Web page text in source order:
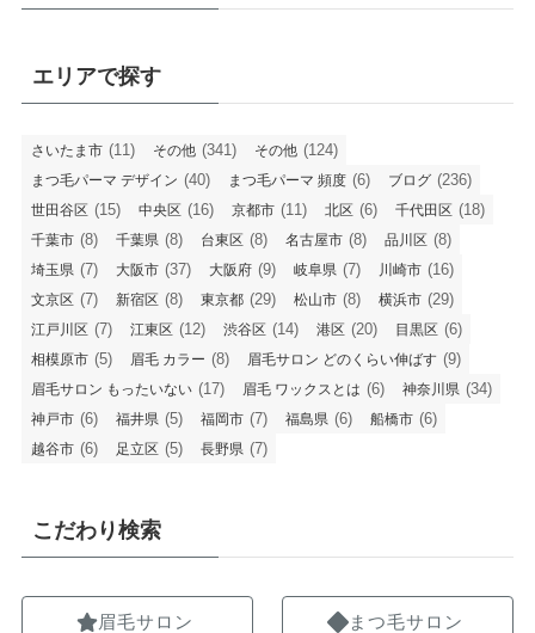
エリアで探す
さいたま市 (11) その他 (341) その他 (124)
まつ毛パーマ デザイン (40) まつ毛パーマ 頻度 (6) ブログ (236)
世田谷区 (15) 中央区 (16) 京都市 (11) 北区 (6) 千代田区 (18)
千葉市 (8) 千葉県 (8) 台東区 (8) 名古屋市 (8) 品川区 (8)
埼玉県 (7) 大阪市 (37) 大阪府 (9) 岐阜県 (7) 川崎市 (16)
文京区 (7) 新宿区 (8) 東京都 (29) 松山市 (8) 横浜市 (29)
江戸川区 (7) 江東区 (12) 渋谷区 (14) 港区 (20) 目黒区 (6)
相模原市 (5) 眉毛 カラー (8) 眉毛サロン どのくらい伸ばす (9)
眉毛サロン もったいない (17) 眉毛 ワックスとは (6) 神奈川県 (34)
神戸市 (6) 福井県 (5) 福岡市 (7) 福島県 (6) 船橋市 (6)
越谷市 (6) 足立区 (5) 長野県 (7)
こだわり検索
眉毛サロン まつ毛サロン